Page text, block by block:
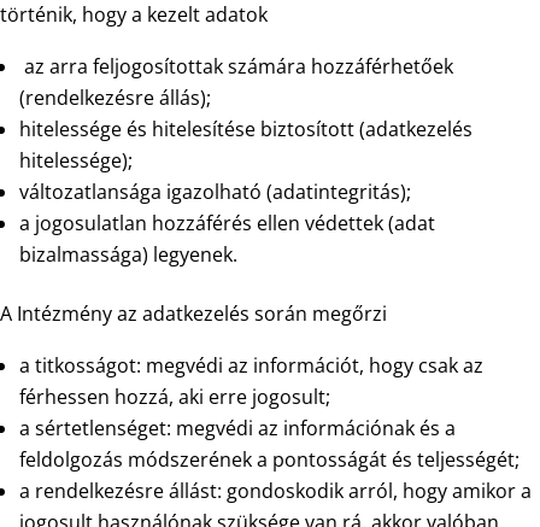
történik, hogy a kezelt adatok
az arra feljogosítottak számára hozzáférhetőek
(rendelkezésre állás);
hitelessége és hitelesítése biztosított (adatkezelés
hitelessége);
változatlansága igazolható (adatintegritás);
a jogosulatlan hozzáférés ellen védettek (adat
bizalmassága) legyenek.
A Intézmény az adatkezelés során megőrzi
a titkosságot: megvédi az információt, hogy csak az
férhessen hozzá, aki erre jogosult;
a sértetlenséget: megvédi az információnak és a
feldolgozás módszerének a pontosságát és teljességét;
a rendelkezésre állást: gondoskodik arról, hogy amikor a